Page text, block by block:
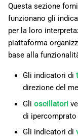
e
r
c
Questa sezione
funzionano gli
per la loro
piattaforma
base alla
Gli indicatori di
direzione del
Gli oscillatori
di
Gli indicatori di